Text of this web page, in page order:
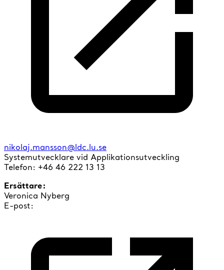
nikolaj.mansson@ldc.lu.se
Systemutvecklare vid Applikationsutveckling
Telefon: +46 46 222 13 13
Ersättare:
Veronica Nyberg
E-post: